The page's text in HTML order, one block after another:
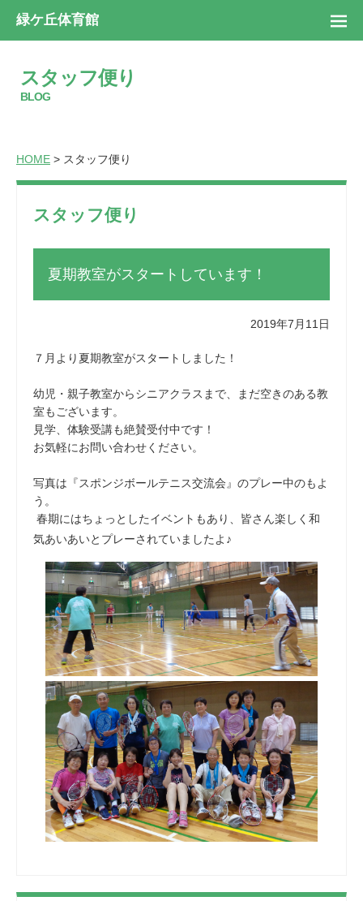
緑ケ丘体育館
スタッフ便り
BLOG
HOME > スタッフ便り
スタッフ便り
夏期教室がスタートしています！
2019年7月11日
７月より夏期教室がスタートしました！
幼児・親子教室からシニアクラスまで、まだ空きのある教
室もございます。
見学、体験受講も絶賛受付中です！
お気軽にお問い合わせください。
写真は『スポンジボールテニス交流会』のプレー中のもよ
う。
春期にはちょっとしたイベントもあり、皆さん楽しく和
気あいあいとプレーされていましたよ♪